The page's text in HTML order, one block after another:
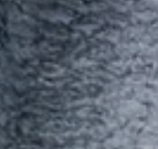
1 × 4,80
€
ZWISCHENSUMME:
WARENKORB ANZEIGEN